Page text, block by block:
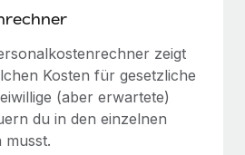
zeigt
Kosten für gesetzliche
(aber erwartete)
du in den einzelnen
musst.